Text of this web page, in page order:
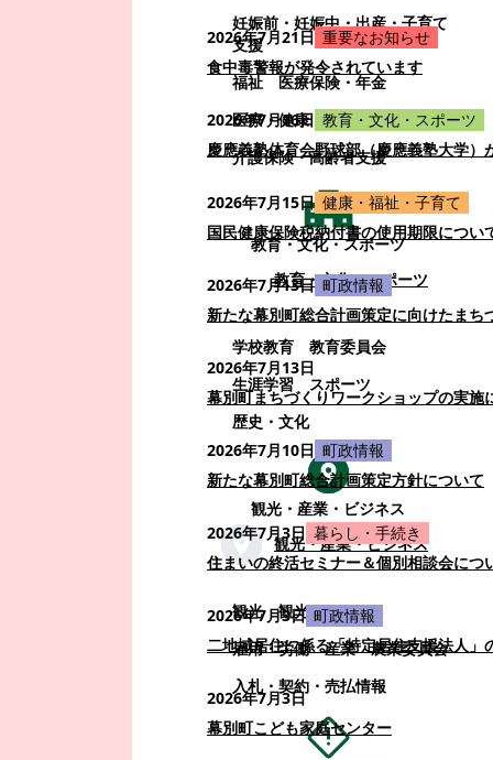
妊娠前・妊娠中・出産・子育て
支援
福祉
医療保険・年金
医療・健康
介護保険・高齢者支援
教育・文化・スポーツ
教育・文化・スポーツ
学校教育
教育委員会
生涯学習
スポーツ
歴史・文化
観光・産業・ビジネス
観光・産業・ビジネス
観光
観光・イベント
雇用・労働
産業
農業委員会
入札・契約・売払情報
2026年7月21日 重要なお知らせ
食中毒警報が発令されています
2026年7月16日 教育・文化・スポーツ
慶應義塾体育会野球部（慶應義塾大学）
2026年7月15日 健康・福祉・子育て
国民健康保険税納付書の使用期限につい
2026年7月13日 町政情報
新たな幕別町総合計画策定に向けたまち
2026年7月13日
幕別町まちづくりワークショップの実施
2026年7月10日 町政情報
新たな幕別町総合計画策定方針について
2026年7月3日 暮らし・手続き
住まいの終活セミナー＆個別相談会につ
2026年7月3日 町政情報
二地域居住に係る「特定居住支援法人」
2026年7月3日
幕別町こども家庭センター